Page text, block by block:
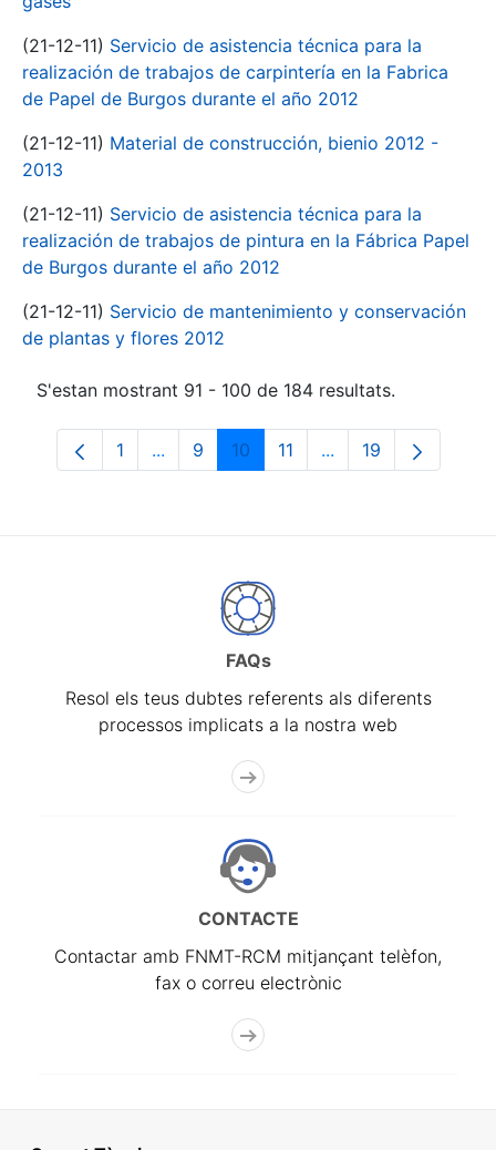
(21-12-11) Servicio de asistencia técnica para la
realización de trabajos de carpintería en la Fabrica
de Papel de Burgos durante el año 2012
(21-12-11) Material de construcción, bienio 2012 -
2013
(21-12-11) Servicio de asistencia técnica para la
realización de trabajos de pintura en la Fábrica Papel
de Burgos durante el año 2012
(21-12-11) Servicio de mantenimiento y conservación
de plantas y flores 2012
S'estan mostrant 91 - 100 de 184 resultats.
Pàgina
1 ...Pàgines intermèdies Utilitzeu TAB per
Pàgina
9 Pàgina
10 Pàgina
11 ...PàginesPàgina
19
FAQs
Resol els teus dubtes referents als diferents
processos implicats a la nostra web
CONTACTE
Contactar amb FNMT-RCM mitjançant telèfon,
fax o correu electrònic